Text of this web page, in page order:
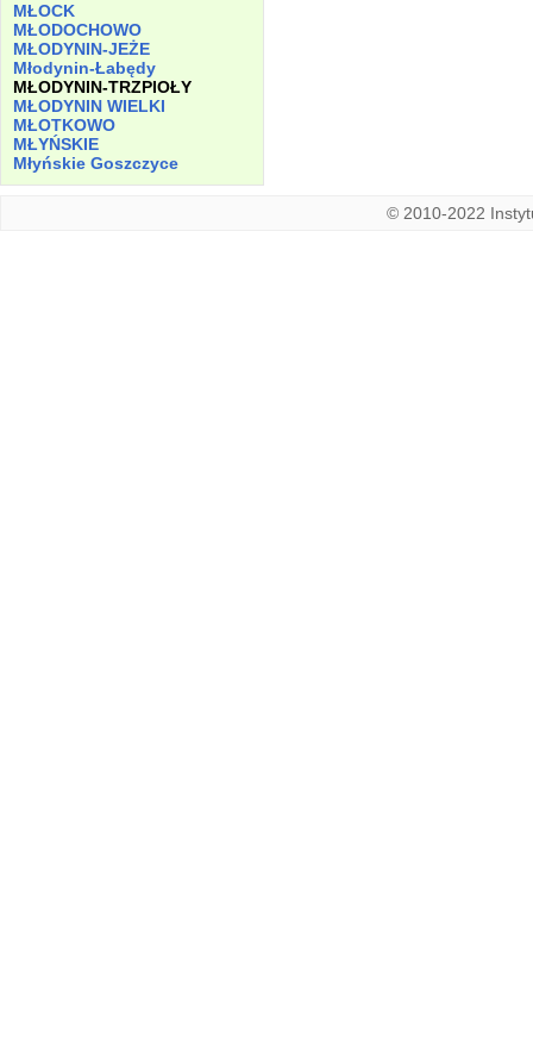
MŁOCK
MŁODOCHOWO
MŁODYNIN-JEŻE
Młodynin-Łabędy
MŁODYNIN-TRZPIOŁY
MŁODYNIN WIELKI
MŁOTKOWO
MŁYŃSKIE
Młyńskie Goszczyce
© 2010-2022